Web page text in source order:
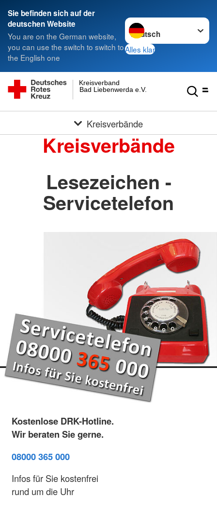
Sie befinden sich auf der
deutschen Website
You are on the German website,
you can use the switch to switch to
the English one
Sprache wechseln zu
Alles klar
Bad Liebenwerda e.V.
Kreisverband
Kreisverbände
Kreisverbände
Lesezeichen -
Servicetelefon
Kostenlose DRK-Hotline.
Wir beraten Sie gerne.
08000 365 000
Infos für Sie kostenfrei
rund um die Uhr